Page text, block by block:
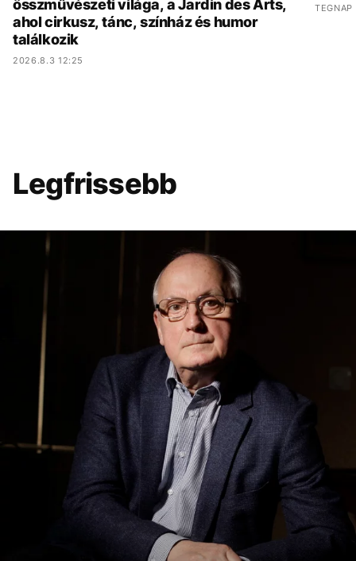
összművészeti világa, a Jardin des Arts,
ahol cirkusz, tánc, színház és humor
találkozik
2026.8.3 12:25
Legfrissebb